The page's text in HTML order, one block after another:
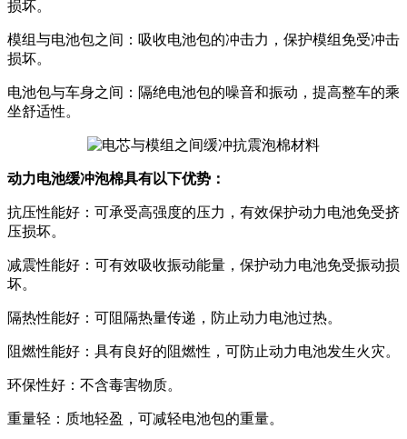
损坏。
模组与电池包之间：吸收电池包的冲击力，保护模组免受冲击
损坏。
电池包与车身之间：隔绝电池包的噪音和振动，提高整车的乘
坐舒适性。
动力电池缓冲泡棉具有以下优势：
抗压性能好：可承受高强度的压力，有效保护动力电池免受挤
压损坏。
减震性能好：可有效吸收振动能量，保护动力电池免受振动损
坏。
隔热性能好：可阻隔热量传递，防止动力电池过热。
阻燃性能好：具有良好的阻燃性，可防止动力电池发生火灾。
环保性好：不含毒害物质。
重量轻：质地轻盈，可减轻电池包的重量。